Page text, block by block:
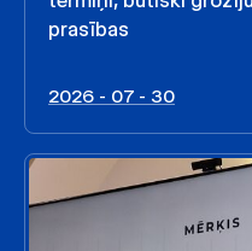
prasības
2026 - 07 - 30